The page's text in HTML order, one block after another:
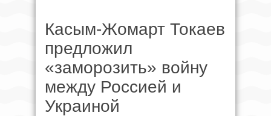
Касым-Жомарт Токаев
предложил
«заморозить» войну
между Россией и
Украиной